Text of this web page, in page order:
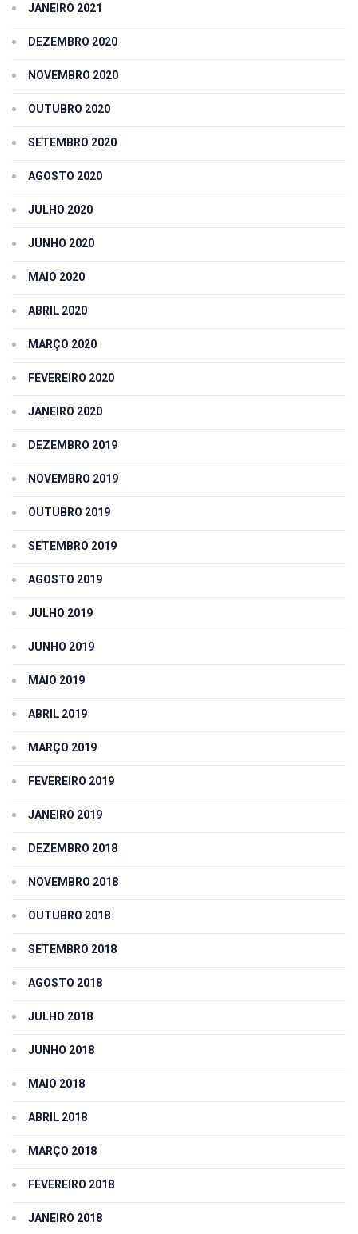
JANEIRO 2021
DEZEMBRO 2020
NOVEMBRO 2020
OUTUBRO 2020
SETEMBRO 2020
AGOSTO 2020
JULHO 2020
JUNHO 2020
MAIO 2020
ABRIL 2020
MARÇO 2020
FEVEREIRO 2020
JANEIRO 2020
DEZEMBRO 2019
NOVEMBRO 2019
OUTUBRO 2019
SETEMBRO 2019
AGOSTO 2019
JULHO 2019
JUNHO 2019
MAIO 2019
ABRIL 2019
MARÇO 2019
FEVEREIRO 2019
JANEIRO 2019
DEZEMBRO 2018
NOVEMBRO 2018
OUTUBRO 2018
SETEMBRO 2018
AGOSTO 2018
JULHO 2018
JUNHO 2018
MAIO 2018
ABRIL 2018
MARÇO 2018
FEVEREIRO 2018
JANEIRO 2018